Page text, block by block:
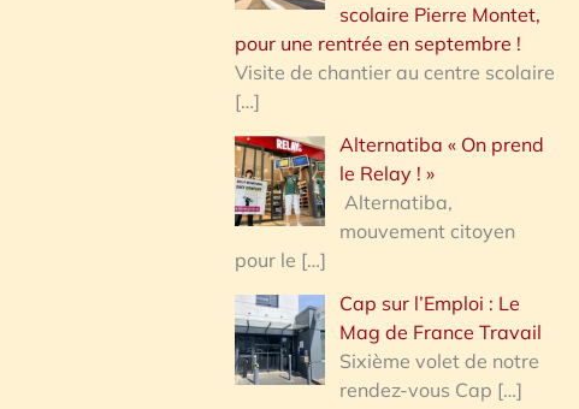
scolaire Pierre Montet,
pour une rentrée en septembre !
Visite de chantier au centre scolaire
[…]
Alternatiba « On prend
le Relay ! »
Alternatiba,
mouvement citoyen
pour le […]
Cap sur l’Emploi : Le
Mag de France Travail
Sixième volet de notre
rendez-vous Cap […]